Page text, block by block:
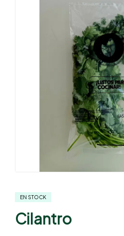
EN STOCK
Cilantro